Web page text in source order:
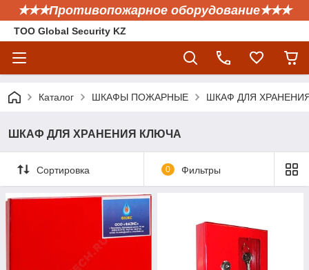
✭✭✭Противопожарное оборудование✭✭✭
ТОО Global Security KZ
Каталог ШКАФЫ ПОЖАРНЫЕ ШКАФ ДЛЯ
ШКАФ ДЛЯ ХРАНЕНИЯ КЛЮЧА
Сортировка 0 Фильтры